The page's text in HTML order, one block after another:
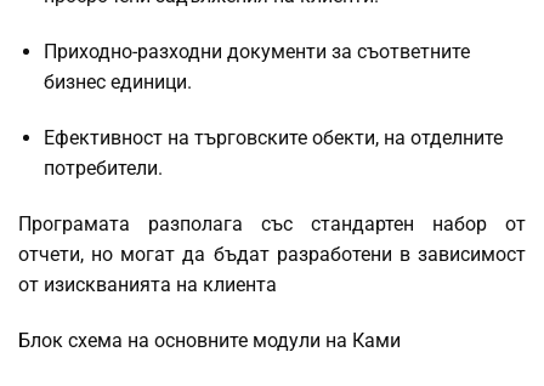
Приходно-разходни документи за съответните
бизнес единици.
Ефективност на търговските обекти, на отделните
потребители.
Програмата разполага със стандартен набор от
отчети, но могат да бъдат разработени в зависимост
от изискванията на клиента
Блок схема на основните модули на Ками